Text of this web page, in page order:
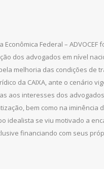
Federal – ADVOCEF
dos advogados em nível
melhoria das condições de
da CAIXA, ante o cenário
aos interesses dos
bem como na iminência
idealista se viu motivado a
financiando com seus